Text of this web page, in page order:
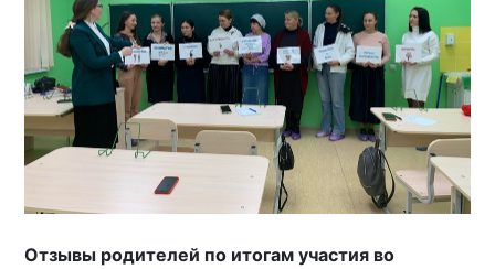
Отзывы родителей по итогам участия во